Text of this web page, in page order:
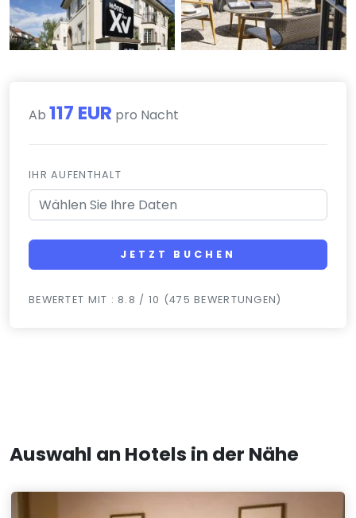
Ab 117 EUR pro Nacht
IHR AUFENTHALT
JETZT BUCHEN
BEWERTET MIT : 8.8 / 10 (475 BEWERTUNGEN)
Auswahl an Hotels in der Nähe